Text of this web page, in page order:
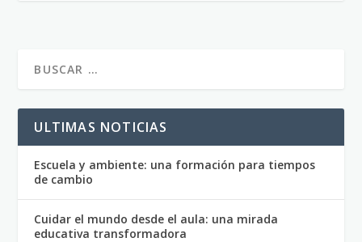
ULTIMAS NOTICIAS
Escuela y ambiente: una formación para tiempos
de cambio
Cuidar el mundo desde el aula: una mirada
educativa transformadora